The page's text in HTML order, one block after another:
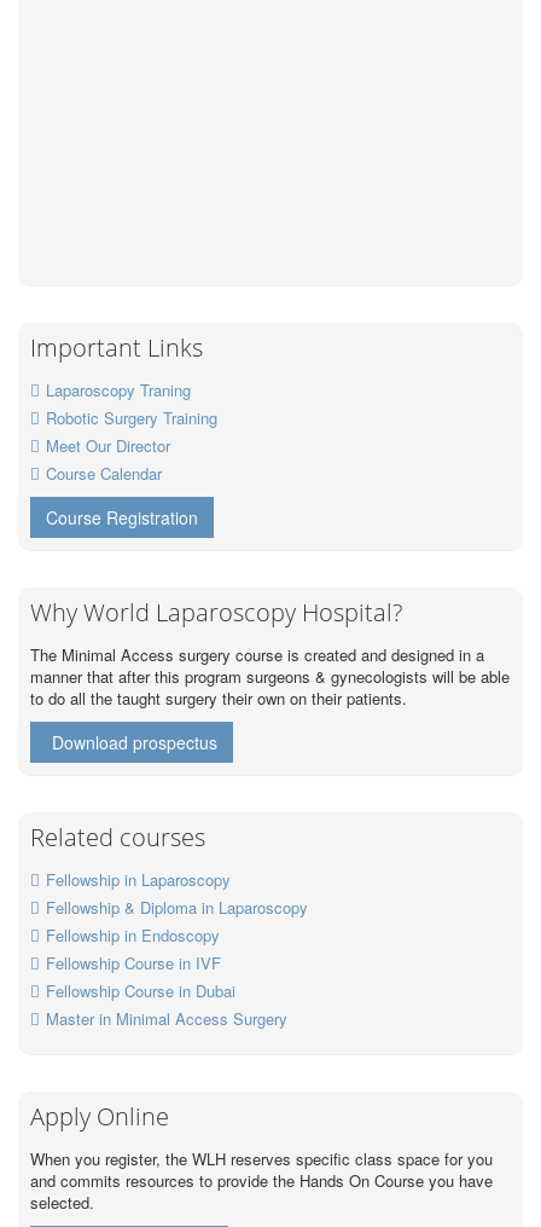
Important Links
Laparoscopy Traning
Robotic Surgery Training
Meet Our Director
Course Calendar
Course Registration
Why World Laparoscopy Hospital?
The Minimal Access surgery course is created and designed in a
manner that after this program surgeons & gynecologists will be able
to do all the taught surgery their own on their patients.
Download prospectus
Related courses
Fellowship in Laparoscopy
Fellowship & Diploma in Laparoscopy
Fellowship in Endoscopy
Fellowship Course in IVF
Fellowship Course in Dubai
Master in Minimal Access Surgery
Apply Online
When you register, the WLH reserves specific class space for you
and commits resources to provide the Hands On Course you have
selected.